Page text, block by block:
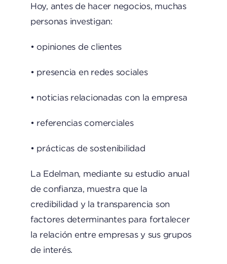
Hoy, antes de hacer negocios, muchas
personas investigan:
• opiniones de clientes
• presencia en redes sociales
• noticias relacionadas con la empresa
• referencias comerciales
• prácticas de sostenibilidad
La Edelman, mediante su estudio anual
de confianza, muestra que la
credibilidad y la transparencia son
factores determinantes para fortalecer
la relación entre empresas y sus grupos
de interés.